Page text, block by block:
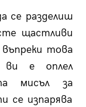
се разделиш
щастливи
това
ви е оплел
мисъл за
се изпарява